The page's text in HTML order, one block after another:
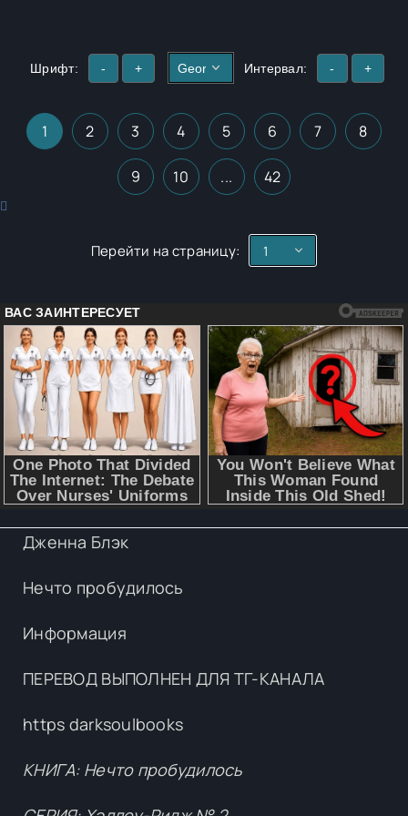
Шрифт: - + Интервал: - +
1 2 3 4 5 6 7 8
9 10 ... 42
Перейти на страницу:
Дженна Блэк
Нечто пробудилось
Информация
ПЕРЕВОД ВЫПОЛНЕН ДЛЯ ТГ-КАНАЛА
https darksoulbooks
КНИГА: Нечто пробудилось